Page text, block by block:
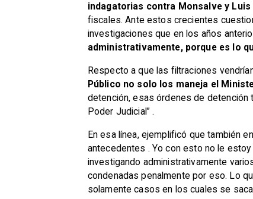
indagatorias contra Monsalve y
fiscales. Ante estos crecientes
investigaciones que en los años
administrativamente, porque es lo
Respecto a que las filtraciones
Público no solo los maneja el
detención, esas órdenes de detención
Poder Judicial”.
En esa línea, ejemplificó que también
antecedentes . Yo con esto no le
investigando administrativamente
condenadas penalmente por eso. Lo
solamente casos en los cuales se